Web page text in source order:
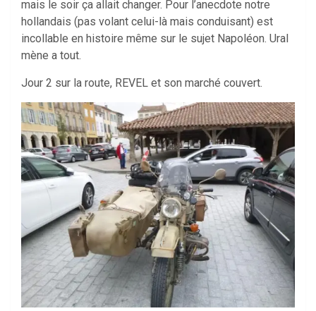
mais le soir ça allait changer. Pour l’anecdote notre
hollandais (pas volant celui-là mais conduisant) est
incollable en histoire même sur le sujet Napoléon. Ural
mène a tout.
Jour 2 sur la route, REVEL et son marché couvert.